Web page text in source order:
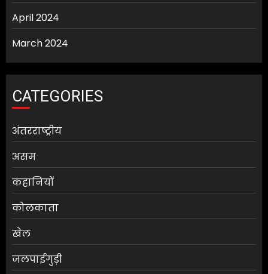
April 2024
March 2024
CATEGORIES
अंतरराष्ट्रीय
असम
कहानियों
कोलकाता
खेल
जलपाईगुड़ी